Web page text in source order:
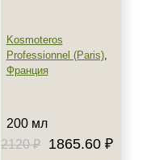
Kosmoteros
Professionnel (Paris),
Франция
200 мл
2120 ₽
1865.60 ₽